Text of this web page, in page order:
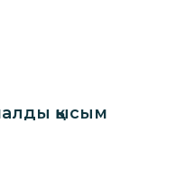
қысым